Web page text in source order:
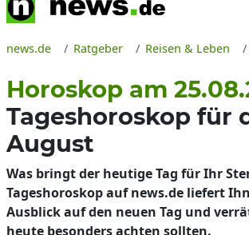
news.de Ratgeber Reisen & Leben
Horoskop am
Tageshoroskop für
August
Was bringt der heutige Tag für Ihr
Tageshoroskop auf news.de liefert
Ausblick auf den neuen Tag und
heute besonders achten sollten.